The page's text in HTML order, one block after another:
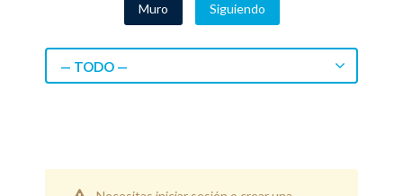
Muro Siguiendo
— TODO —